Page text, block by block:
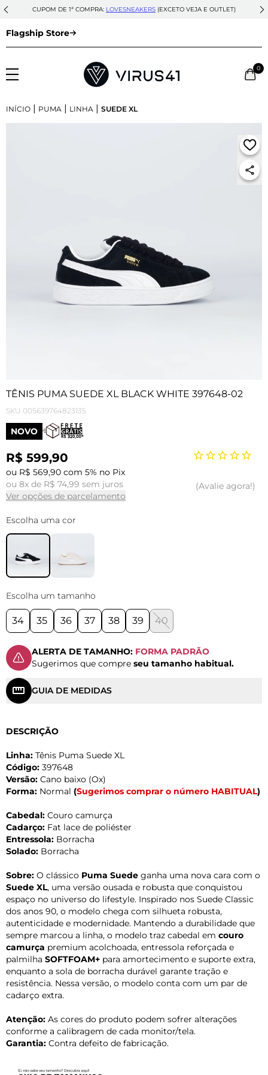
CUPOM DE 1ª COMPRA: LOVESNEAKERS (EXCETO VEJA E OUTLET)
Flagship Store
0
INÍCIO | PUMA | LINHA | SUEDE XL
NOVO
TÊNIS PUMA SUEDE XL BLACK WHITE 397648-02
SKU 005639764823135
R$ 599,90
ou R$ 569,90 com 5% no Pix
ou 8x de R$ 74,99 sem juros
Ver opções de parcelamento
Avalie agora!
Escolha uma cor
Escolha um tamanho
34 35 36 37 38 39 40
ALERTA DE TAMANHO: FORMA PADRÃO
Sugerimos que compre seu tamanho habitual.
GUIA DE MEDIDAS
DESCRIÇÃO
Linha: Tênis Puma Suede XL
Código: 397648
Versão: Cano baixo (Ox)
Forma: Normal (Sugerimos comprar o número HABITUAL)
Cabedal: Couro camurça
Cadarço: Fat lace de poliéster
Entressola: Borracha
Solado: Borracha
Sobre: O clássico Puma Suede ganha uma nova cara com o
Suede XL, uma versão ousada e robusta que conquistou
espaço no universo do lifestyle. Inspirado nos Suede Classic
dos anos 90, o modelo chega com silhueta robusta,
autenticidade e modernidade. Mantendo a durabilidade que
sempre marcou a linha, o modelo traz cabedal em couro
camurça premium acolchoada, entressola reforçada e
palmilha SOFTFOAM+ para amortecimento e suporte extra,
enquanto a sola de borracha durável garante tração e
resistência. Nessa versão, o modelo conta com um par de
cadarço extra.
Atenção: As cores do produto podem sofrer alterações
conforme a calibragem de cada monitor/tela.
Garantia: Contra defeito de fabricação.